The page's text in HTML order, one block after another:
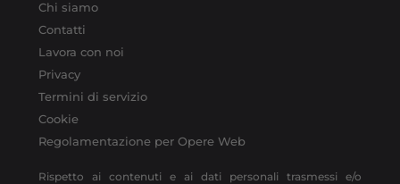
Chi siamo
Contatti
Lavora con noi
Privacy
Termini di servizio
Cookie
Regolamentazione per Opere Web
Rispetto ai contenuti e ai dati personali trasmessi e/o